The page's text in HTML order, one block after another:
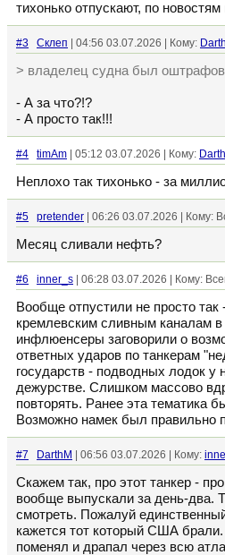
тихонько отпускают, по
#3 Склеп | 04:56 03.07.2026 | Кому:
> владелец судна был
- А за что?!?
- А просто так!!!
#4 timAm | 05:12 03.07.2026 | Кому:
Неплохо так тихонько - за
#5 pretender | 06:26 03.07.2026 | Кому:
Месяц сливали нефть?
#6 inner_s | 06:28 03.07.2026 | Кому:
Вообще отпустили не просто
кремлевским сливным каналам в
инфлюенсеры заговорили о
ответных ударов по танкерам
государств - подводных лодок у
дежурстве. Слишком массово
повторять. Ранее эта тематика
Возможно намек был правильно
#7 DarthM | 06:56 03.07.2026 | Кому:
Скажем так, про этот танкер -
вообще выпускали за день-два.
смотреть. Пожалуй
кажется тот который США
поменял и драпал через всю